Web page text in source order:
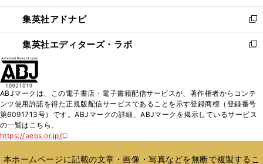
開
く
ウ
で
開
く
ン
ド
ウ
で
ウ
ィ
ン
ド
く
集英社アドナビ
新
し
い
ド
ウ
で
集英社エディターズ・ラボ
新
ィ
ン
ド
開
ABJマークは、この電子書店・電子書籍配信サービスが、著作権者からコンテ
ンツ使用許諾を得た正規版配信サービスであることを示す登録商標（登録番号
第6091713号）です。ABJマークの詳細、ABJマークを掲示しているサービス
の一覧はこちら。
https://aebs.or.jp/
新
い
本ホームページに記載の文章・画像・写真などを無断で複製するこ